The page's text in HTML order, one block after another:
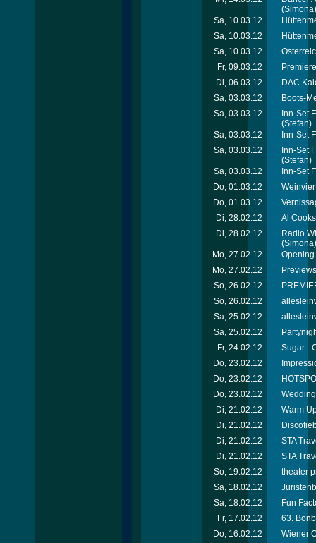
(Simona)
Sa, 10.03.12
Sa, 10.03.12
Sa, 10.03.12
Fr, 09.03.12
Di, 06.03.12
DAC
Sa, 03.03.12
Boots-
Sa, 03.03.12
Inn-Set
(Stefan)
Sa, 03.03.12
Inn-Set
Sa, 03.03.12
Inn-Set
(Stefan)
Sa, 03.03.12
Inn-Set
Do, 01.03.12
Do, 01.03.12
Di, 28.02.12
Al
Di, 28.02.12
Radio
(Simona)
Mo, 27.02.12
Mo, 27.02.12
So, 26.02.12
So, 26.02.12
Sa, 25.02.12
Sa, 25.02.12
Fr, 24.02.12
Sugar -
Do, 23.02.12
Do, 23.02.12
Do, 23.02.12
Di, 21.02.12
Warm
Di, 21.02.12
Di, 21.02.12
STA
Di, 21.02.12
STA
So, 19.02.12
theater
Sa, 18.02.12
Sa, 18.02.12
Fun
Fr, 17.02.12
63.
Do, 16.02.12
Wiener